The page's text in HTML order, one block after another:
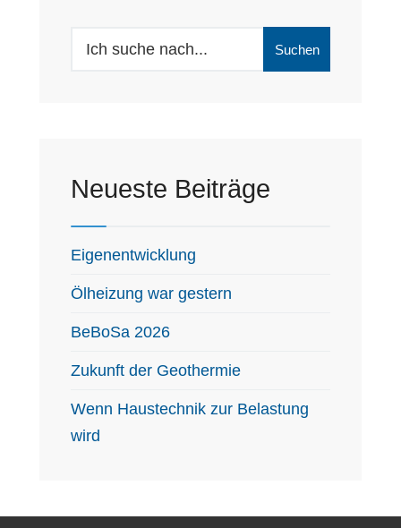
Search
Suchen
Neueste Beiträge
Eigenentwicklung
Ölheizung war gestern
BeBoSa 2026
Zukunft der Geothermie
Wenn Haustechnik zur Belastung
wird